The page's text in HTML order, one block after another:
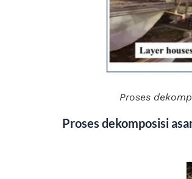
Proses
Proses dekomposisi